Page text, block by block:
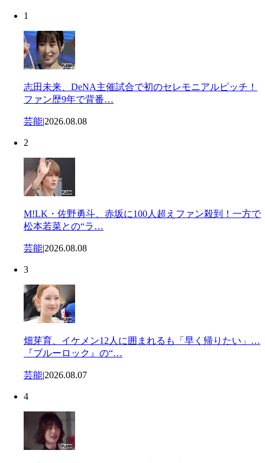
1
志田未来、DeNA主催試合で初のセレモニアルピッチ！
ファン歴9年で背番…
芸能|2026.08.08
2
M!LK・佐野勇斗、赤坂に100人超えファン殺到！一方で
松本若菜との“ラ…
芸能|2026.08.08
3
畑芽育、イケメン12人に囲まれるも「早く帰りたい」…
『ブルーロック』の“…
芸能|2026.08.07
4